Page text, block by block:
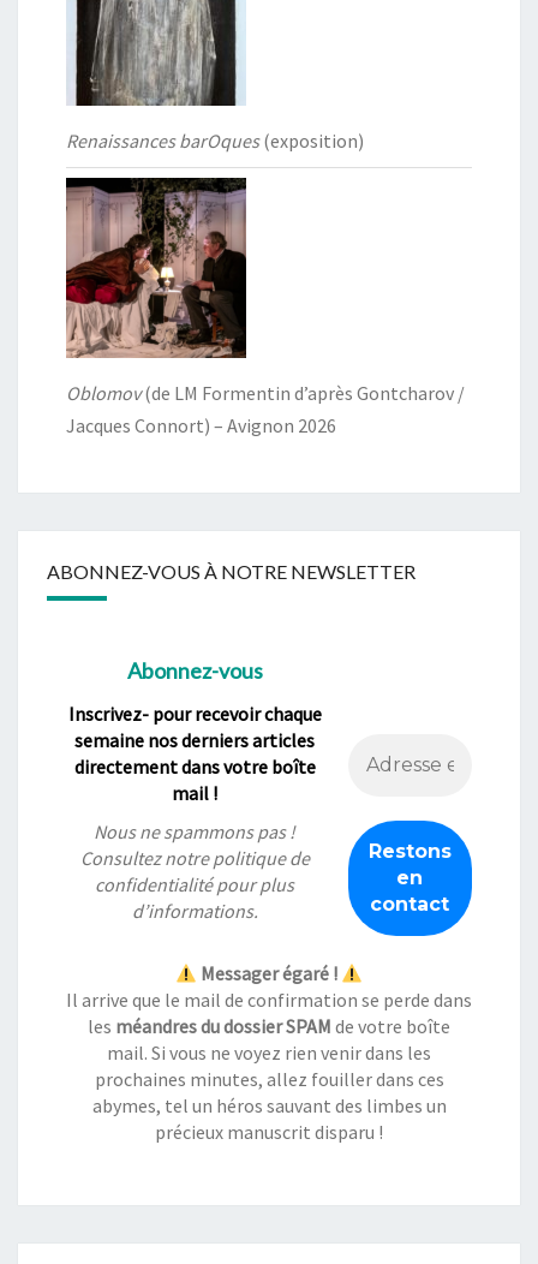
Renaissances barOques(exposition)
Oblomov(de LM Formentin d’après Gontcharov /
Jacques Connort) – Avignon 2026
ABONNEZ-VOUS À NOTRE NEWSLETTER
Abonnez-vous
Inscrivez- pour recevoir chaque
semaine nos derniers articles
directement dans votre boîte
mail !
Nous ne spammons pas !
Consultez notrepolitique de
confidentialitépour plus
d’informations.
Messager égaré !
Il arrive que le mail de confirmation se perde dans
les méandres du dossier SPAM de votre boîte
mail. Si vous ne voyez rien venir dans les
prochaines minutes, allez fouiller dans ces
abymes, tel un héros sauvant des limbes un
précieux manuscrit disparu !